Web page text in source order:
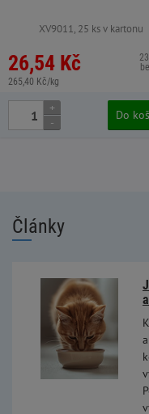
XV9011, 25 ks v kartonu
26,54 Kč
265,40 Kč/kg
+
-
Do
Články